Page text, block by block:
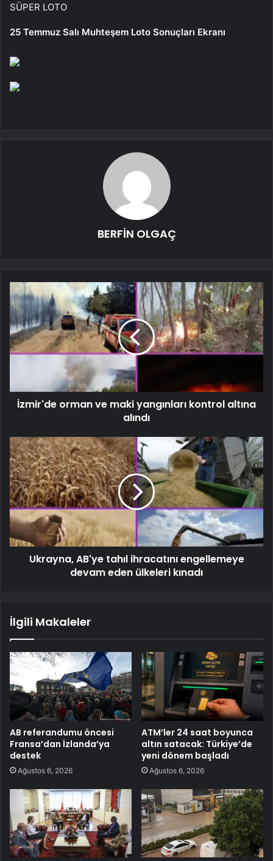
SÜPER LOTO
25 Temmuz Salı Muhteşem Loto Sonuçları Ekranı
BERFİN OLGAÇ
İzmir'de orman ve maki yangınları kontrol altına
alındı
Ukrayna, AB'ye tahıl ihracatını engellemeye
devam eden ülkeleri kınadı
İlgili Makaleler
AB referandumu öncesi
Fransa’dan İzlanda’ya
destek
Ağustos 6, 2026
ATM’ler 24 saat boyunca
altın satacak: Türkiye’de
yeni dönem başladı
Ağustos 6, 2026